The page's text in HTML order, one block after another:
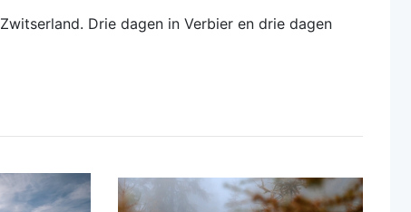
Drie dagen in Verbier en drie dagen